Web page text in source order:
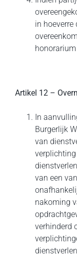
in
Artikel 12 –
In
Burgerlijk
van
van een
nakoming
verhinderd